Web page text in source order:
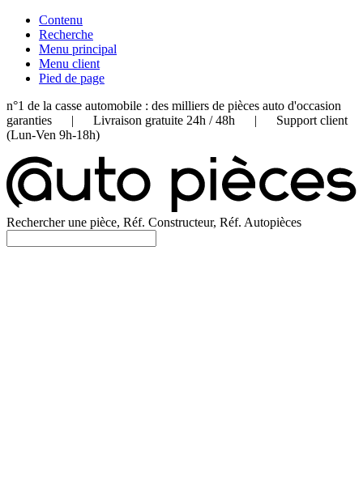
Contenu
Recherche
Menu principal
Menu client
Pied de page
n°1 de la casse automobile : des milliers de pièces auto d'occasion
garanties | Livraison gratuite 24h / 48h | Support client
(Lun-Ven 9h-18h)
Rechercher une pièce, Réf. Constructeur, Réf. Autopièces